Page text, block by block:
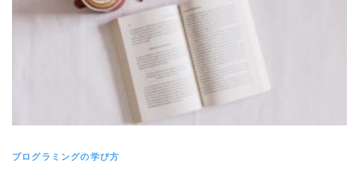
プログラミングの学び方